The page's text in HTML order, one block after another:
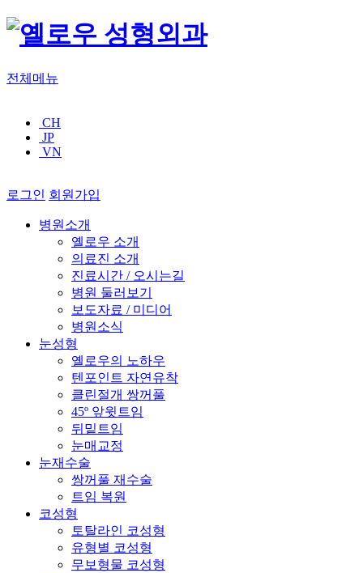
전체메뉴
CH
JP
VN
로그인 회원가입
병원소개
옐로우 소개
의료진 소개
진료시간 / 오시는길
병원 둘러보기
보도자료 / 미디어
병원소식
눈성형
옐로우의 노하우
텐포인트 자연유착
클린절개 쌍꺼풀
45º 앞윗트임
뒤밑트임
눈매교정
눈재수술
쌍꺼풀 재수술
트임 복원
코성형
토탈라인 코성형
유형별 코성형
무보형물 코성형